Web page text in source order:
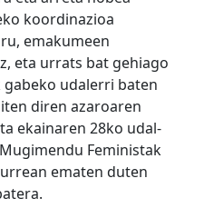
koordinazioa
emakumeen
eta urrats bat gehiago
udalerri baten
diren azaroaren
ekainaren 28ko udal-
Feministak
ematen duten